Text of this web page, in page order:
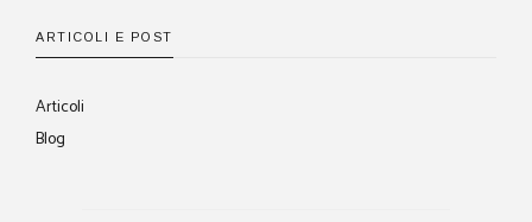
ARTICOLI E POST
Articoli
Blog